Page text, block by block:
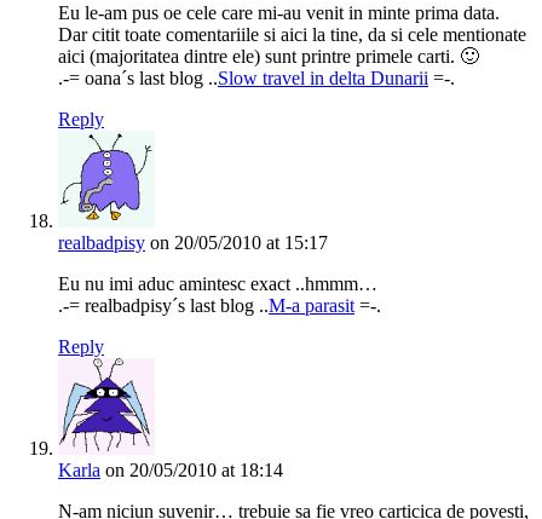
Eu le-am pus oe cele care mi-au venit in minte prima data.
Dar citit toate comentariile si aici la tine, da si cele mentionate
aici (majoritatea dintre ele) sunt printre primele carti. 🙂
.-= oana´s last blog ..Slow travel in delta Dunarii =-.
Reply
realbadpisy on 20/05/2010 at 15:17
Eu nu imi aduc amintesc exact ..hmmm…
.-= realbadpisy´s last blog ..M-a parasit =-.
Reply
Karla on 20/05/2010 at 18:14
N-am niciun suvenir… trebuie sa fie vreo carticica de povesti,